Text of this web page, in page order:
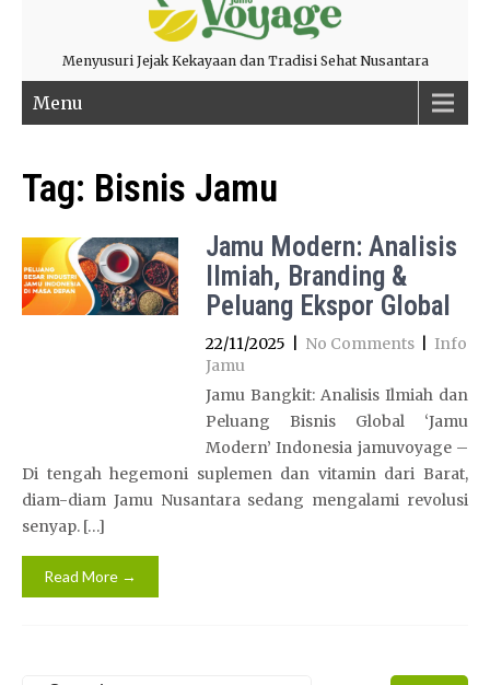
Menyusuri Jejak Kekayaan dan Tradisi Sehat Nusantara
Menu
Tag: Bisnis Jamu
Jamu Modern: Analisis
Ilmiah, Branding &
Peluang Ekspor Global
22/11/2025 No Comments
Info
Jamu
Jamu Bangkit: Analisis Ilmiah dan
Peluang Bisnis Global ‘Jamu
Modern’ Indonesia jamuvoyage –
Di tengah hegemoni suplemen dan vitamin dari Barat,
diam-diam Jamu Nusantara sedang mengalami revolusi
senyap. […]
Read More →